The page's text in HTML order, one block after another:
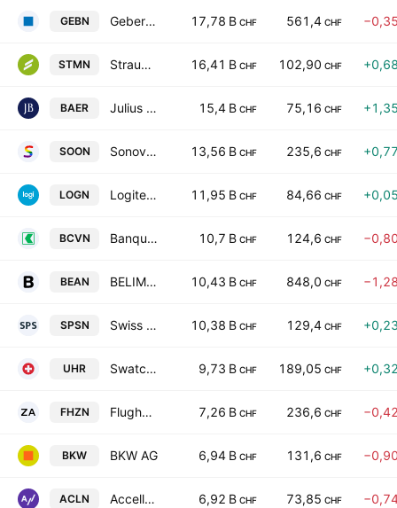
GEBN Geberit AG 17,78 B CHF 561,4 CHF
STMN Straumann Holding AG 16,41 B CHF 102,90 CHF
BAER Julius Baer Gruppe AG 15,4 B CHF 75,16 CHF
SOON Sonova Holding AG 13,56 B CHF 235,6 CHF
LOGN Logitech International S.A. 11,95 B CHF 84,66 CHF
BCVN Banque Cantonale Vaudoise 10,7 B CHF 124,6 CHF
BEAN BELIMO Holding AG 10,43 B CHF 848,0 CHF
SPSN Swiss Prime Site AG 10,38 B CHF 129,4 CHF
UHR Swatch Group Ltd. Bearer 9,73 B CHF 189,05 CHF
FHZN Flughafen Zurich AG 7,26 B CHF 236,6 CHF
BKW BKW AG 6,94 B CHF 131,6 CHF
ACLN Accelleron Industries AG 6,92 B CHF 73,85 CHF